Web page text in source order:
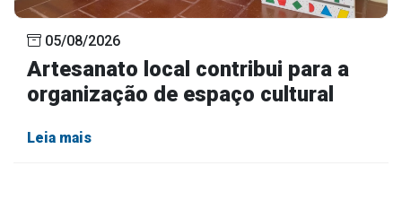
05/08/2026
Artesanato local contribui para a
organização de espaço cultural
Leia mais